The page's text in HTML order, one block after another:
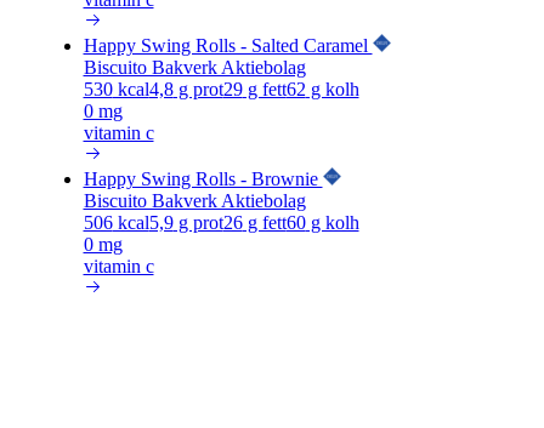
Happy Swing Rolls - Salted Caramel
Biscuito Bakverk Aktiebolag
530kcal4,8g prot29g fett62 g kolh
0 mg
vitamin c
Happy Swing Rolls - Brownie
Biscuito Bakverk Aktiebolag
506kcal5,9g prot26g fett60g kolh
0 mg
vitamin c